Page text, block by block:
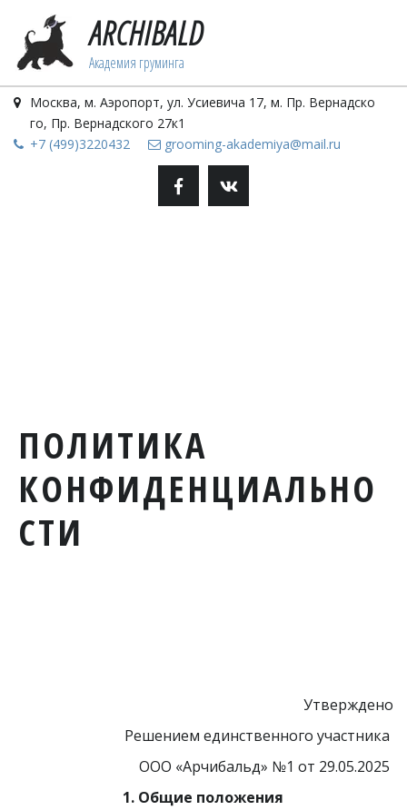
ARCHIBALD
Академия грум­­­­­­инга­­
Москва, м. Аэропорт, ул. Усиевича 17, м. Пр. Вернадско
го, Пр. Вернадского 27к1
+7 (499)3220432
grooming-akademiya@mail.ru
ПОЛИТИКА
КОНФИДЕНЦИАЛЬНО
СТИ
Утверждено
Решением единственного участника
ООО «Арчибальд» №1 от 29.05.2025
1. Общие положения